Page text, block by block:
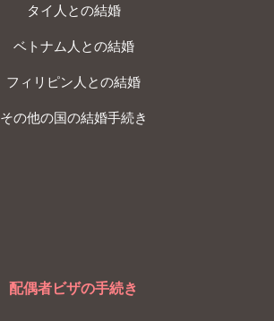
タイ人との結婚
ベトナム人との結婚
フィリピン人との結婚
その他の国の結婚手続き
配偶者ビザの手続き